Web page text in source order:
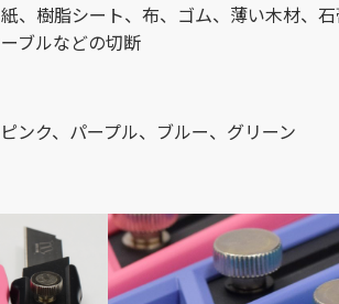
、樹脂シート、布、ゴム、薄い木材、石
ブルなどの切断
ンク、パープル、ブルー、グリーン